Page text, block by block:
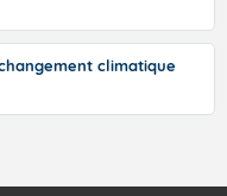
climatique